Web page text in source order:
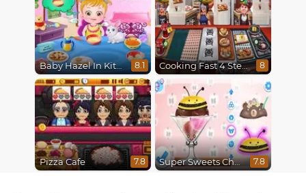
Baby Hazel In Kitchen 8.1 Cooking Fast 4 Steak 8
Pizza Cafe 7.8 Super Sweets Challenge 7.8